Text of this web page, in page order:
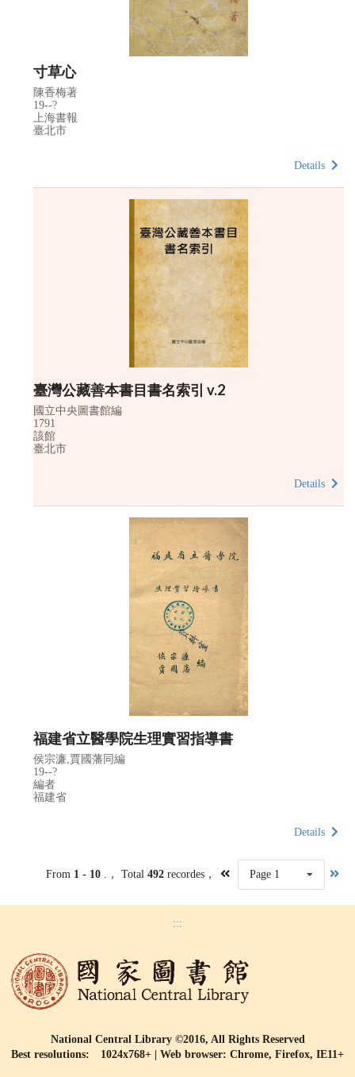
寸草心
陳香梅著
19--?
上海書報
臺北市
Details
臺灣公藏善本書目書名索引 v.2
國立中央圖書館編
1791
該館
臺北市
Details
福建省立醫學院生理實習指導書
侯宗濂,賈國藩同編
19--?
編者
福建省
Details
From 1 - 10 .， Total 492recordes， Page 1
:::
National Central Library ©2016, All Rights Reserved
Best resolutions: 1024x768+ | Web browser: Chrome, Firefox, IE11+